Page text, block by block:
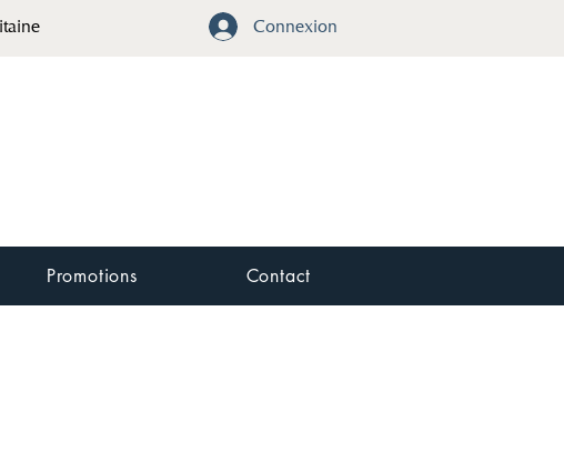
Connexion
Promotions Contact